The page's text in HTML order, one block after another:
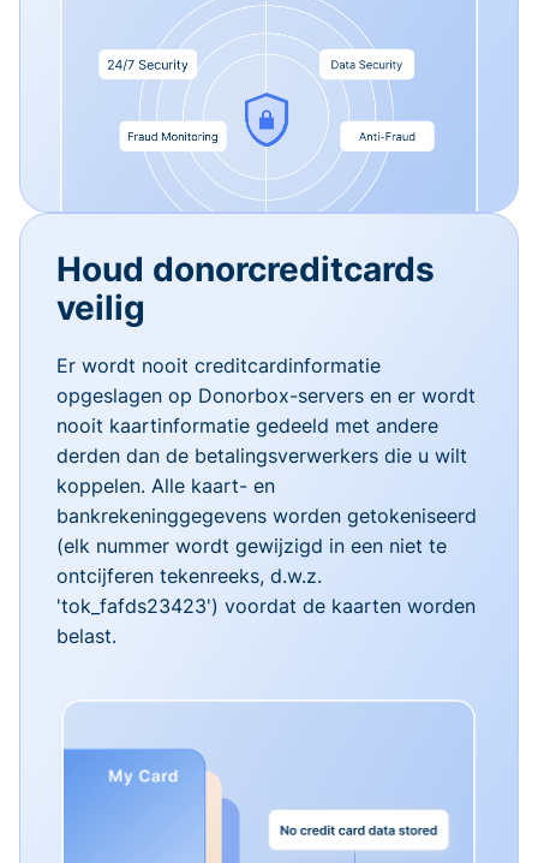
Houd donorcreditcards
veilig
Er wordt nooit creditcardinformatie
opgeslagen op Donorbox-servers en er wordt
nooit kaartinformatie gedeeld met andere
derden dan de betalingsverwerkers die u wilt
koppelen. Alle kaart- en
bankrekeninggegevens worden getokeniseerd
(elk nummer wordt gewijzigd in een niet te
ontcijferen tekenreeks, d.w.z.
'tok_fafds23423') voordat de kaarten worden
belast.